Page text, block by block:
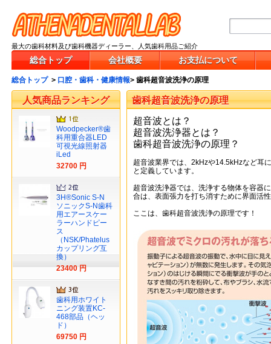
最大の歯科材料及び歯科機器ディーラー、人気歯科用品ご紹介
総合トップ 会社概要 お支払について
総合トップ > 口腔・歯科・健康情報> 歯科超音波洗浄の原理
歯科超音波洗浄の原理
超音波とは？
超音波洗浄器とは？
歯科超音波洗浄の原理？
超音波業界では、2kHzや14.5kHzなど耳
と定義しています。
超音波洗浄器では、洗浄する物体を容器
合は、表面張力を打ち消すために界面活
ここは、 歯科超音波洗浄の原理です！
人気商品ランキング
Woodpecker®歯
科用重合器LED
可視光線照射器
iLed
32700 円
3H®Sonic S-N
ソニックS-N歯科
用エアースケー
ラーハンドピー
ス
（NSK/Phatelus
カップリング互
換）
23400 円
歯科用ホワイト
ニング装置KC-
468部品（ヘッ
ド）
69750 円